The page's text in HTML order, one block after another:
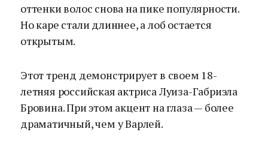
оттенки волос снова на пике популярности.
Но каре стали длиннее, а лоб остается
открытым.
Этот тренд демонстрирует в своем 18-
летняя российская актриса Луиза-Габриэла
Бровина. При этом акцент на глаза — более
драматичный, чем у Варлей.